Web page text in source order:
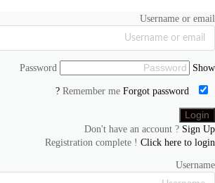
Username or email
Password Show
Forgot password ?
Don't have an account ? Sign Up
Registration complete ! Click here to login
Username